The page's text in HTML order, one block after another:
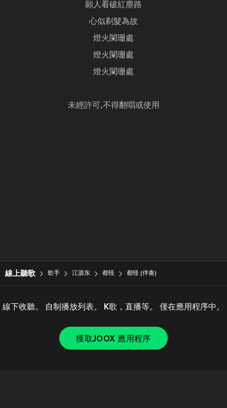
願人看破紅塵路
心似剃髮為故
燈火闌珊處
燈火闌珊處
燈火闌珊處
未經許可,不得翻唱或使用
線上聽歌 歌手 江源东 都怪 都怪 (伴奏)
線下收聽。 自制播放列表。 K歌，直播等。 僅在應用程序中。
獲取JOOX 應用程序